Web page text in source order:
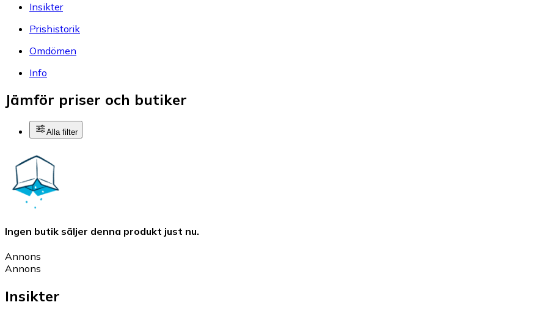
Insikter
Prishistorik
Omdömen
Info
Jämför priser och butiker
Alla filter
Ingen butik säljer denna produkt just nu.
Annons
Annons
Insikter